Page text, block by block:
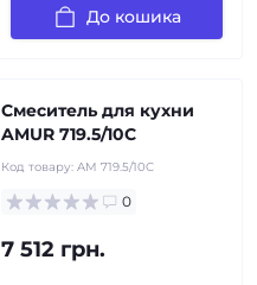
До кошика
Смеситель для кухни
AMUR 719.5/10C
Код товару: AM 719.5/10C
0
7 512 грн.